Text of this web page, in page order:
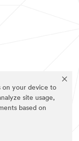
on your device to
site usage,
based on